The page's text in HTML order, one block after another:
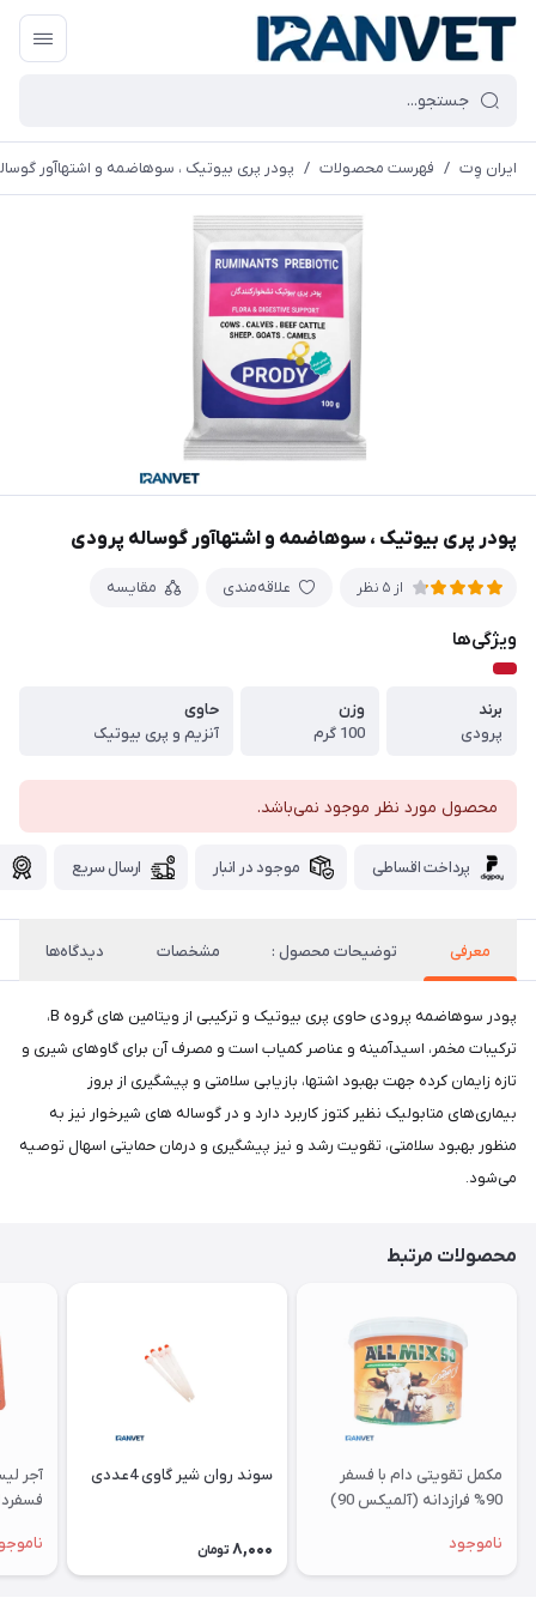
ایران وِت / فهرست محصولات / پودر پری بیوتیک ، سوهاضمه و اشتهاآور
پودر پری بیوتیک ، سوهاضمه و اشتهاآور گوساله پرودی
از 5 نظر علاقه‌مندی مقایسه
ویژگی‌ها
برند
پرودی
وزن
100 گرم
حاوی
آنزیم و پری بیوتیک
محصول مورد نظر موجود نمی‌باشد.
پرداخت اقساطی موجود در انبار ارسال سریع
معرفی توضیحات محصول : مشخصات دیدگاه‌ها
پودر سوهاضمه پرودی حاوی پری بیوتیک و ترکیبی از ویتامین های گروه B،
ترکیبات مخمر، اسیدآمینه و عناصر کمیاب است و مصرف آن برای گاوهای شیری و
تازه زایمان کرده جهت بهبود اشتها، بازیابی سلامتی و پیشگیری از بروز
بیماری‌های متابولیک نظیر کتوز کاربرد دارد و در گوساله های شیرخوار نیز به
منظور بهبود سلامتی، تقویت رشد و نیز پیشگیری و درمان حمایتی اسهال توصیه
می‌شود.
محصولات مرتبط
مکمل تقویتی دام با فسفر
90% فرازدانه (آلمیکس 90)
ناموجود
سوند روان شیر گاوی 4عددی
8,000 تومان
آجر